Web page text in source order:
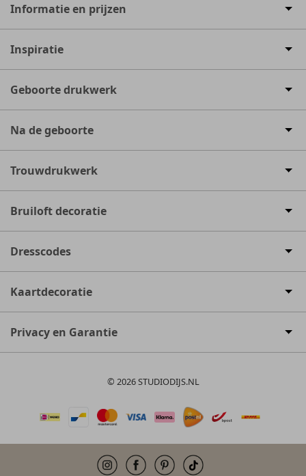
Informatie en prijzen
Inspiratie
Geboorte drukwerk
Na de geboorte
Trouwdrukwerk
Bruiloft decoratie
Dresscodes
Kaartdecoratie
Privacy en Garantie
© 2026 STUDIODIJS.NL